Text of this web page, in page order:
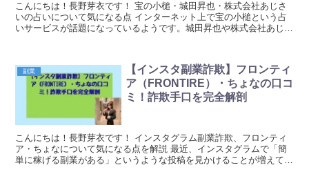
こんにちは！長野芽衣です！ 宝の小槌・城田昇也・株式会社あじさ
いの占いについて気になる点 インターネット上で宝の小槌という占
いサービスが話題になっているようです。城田昇也や株式会社あじさ
副業
【インスタ副業詐欺】フロンティ
ア（FRONTIRE）・ちょなの口コ
ミ！詐欺手口を完全解剖
こんにちは！長野芽衣です！ インスタグラム副業詐欺、フロンティ
ア・ちょなについて気になる点を解説 最近、インスタグラムで「簡
単に稼げる副業がある」というような投稿を見かけることが増えてい